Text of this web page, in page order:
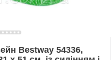
Bestway 54336,